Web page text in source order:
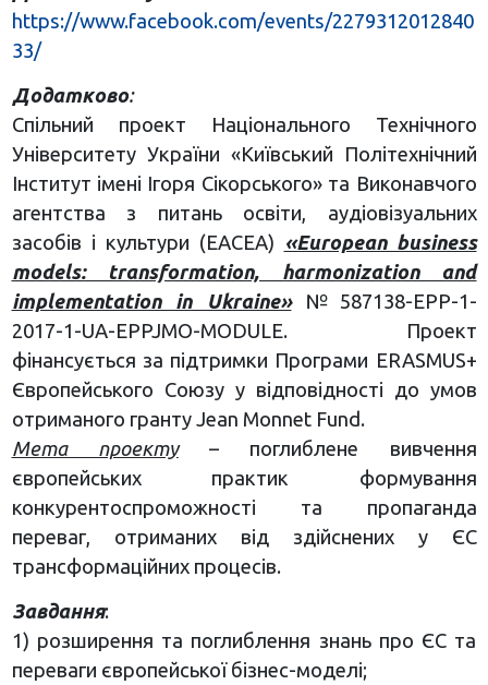
https://www.facebook.com/events/2279312012840
33/
Додатково:
Спільний проект Національного Технічного
Університету України «Київський Політехнічний
Інститут імені Ігоря Сікорського» та Виконавчого
агентства з питань освіти, аудіовізуальних
засобів і культури (EACEA) «European business
models: transformation, harmonization and
implementation in Ukraine»№587138-EPP-1-
2017-1-UA-EPPJMO-MODULE. Проект
фінансується за підтримки Програми ERASMUS+
Європейського Союзу у відповідності до умов
отриманого гранту Jean Monnet Fund.
Мета проекту– поглиблене вивчення
європейських практик формування
конкурентоспроможності та пропаганда
переваг, отриманих від здійснених у ЄС
трансформаційних процесів.
Завдання:
1) розширення та поглиблення знань про ЄС та
переваги європейської бізнес-моделі;